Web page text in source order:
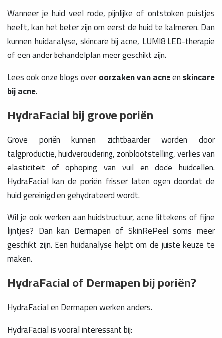
Wanneer je huid veel rode, pijnlijke of ontstoken puistjes
heeft, kan het beter zijn om eerst de huid te kalmeren. Dan
kunnen huidanalyse, skincare bij acne, LUMI8 LED-therapie
of een ander behandelplan meer geschikt zijn.
Lees ook onze blogs overoorzaken van acneenskincare
bij acne.
HydraFacial bij grove poriën
Grove poriën kunnen zichtbaarder worden door
talgproductie, huidveroudering, zonblootstelling, verlies van
elasticiteit of ophoping van vuil en dode huidcellen.
HydraFacial kan de poriën frisser laten ogen doordat de
huid gereinigd en gehydrateerd wordt.
Wil je ook werken aan huidstructuur, acne littekens of fijne
lijntjes? Dan kan Dermapen of SkinRePeel soms meer
geschikt zijn. Een huidanalyse helpt om de juiste keuze te
maken.
HydraFacial of Dermapen bij poriën?
HydraFacial en Dermapen werken anders.
HydraFacial is vooral interessant bij: